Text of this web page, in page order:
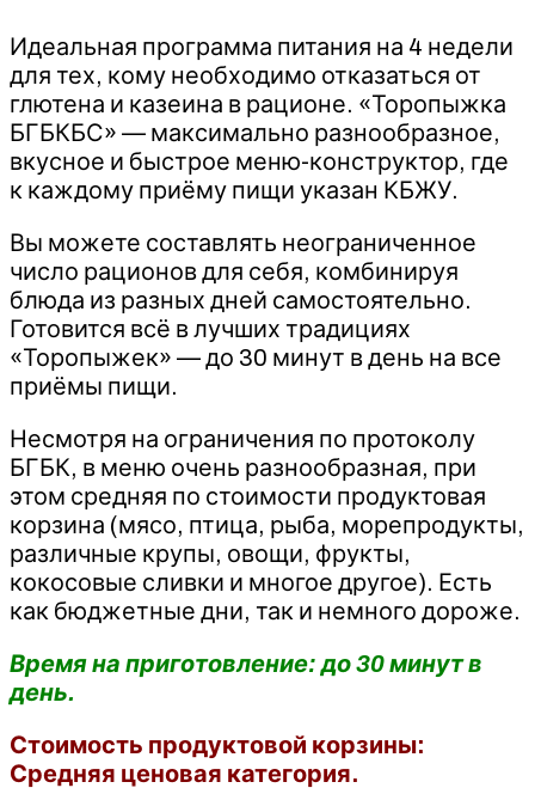
Идеальная программа питания на 4 недели
для тех, кому необходимо отказаться от
глютена и казеина в рационе. «Торопыжка
БГБКБС» — максимально разнообразное,
вкусное и быстрое меню-конструктор, где
к каждому приёму пищи указан КБЖУ.
Вы можете составлять неограниченное
число рационов для себя, комбинируя
блюда из разных дней самостоятельно.
Готовится всё в лучших традициях
«Торопыжек» — до 30 минут в день на все
приёмы пищи.
Несмотря на ограничения по протоколу
БГБК, в меню очень разнообразная, при
этом средняя по стоимости продуктовая
корзина (мясо, птица, рыба, морепродукты,
различные крупы, овощи, фрукты,
кокосовые сливки и многое другое). Есть
как бюджетные дни, так и немного дороже.
Время на приготовление: до 30 минут в
день.
Стоимость продуктовой корзины:
Средняя ценовая категория.